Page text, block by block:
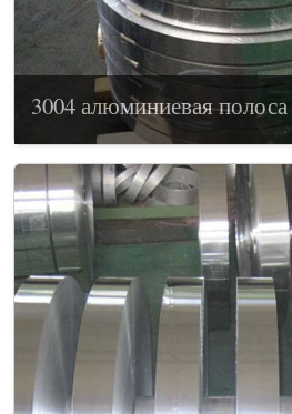
3004 алюминиевая полоса